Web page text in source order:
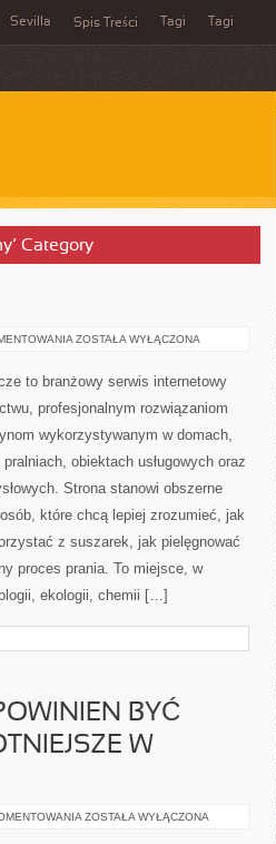
Sevilla Spis Treści Tagi Tagi
Category
PROBLEMY
ZOSTAŁA WYŁĄCZONA
to branżowy serwis internetowy
profesjonalnym rozwiązaniom
wykorzystywanym w domach,
obiektach usługowych oraz
Strona stanowi obszerne
które chcą lepiej zrozumieć, jak
z suszarek, jak pielęgnować
proces prania. To miejsce, w
ekologii, chemii […]
BYĆ
W
JAKIKOLWIEK
ZOSTAŁA WYŁĄCZONA